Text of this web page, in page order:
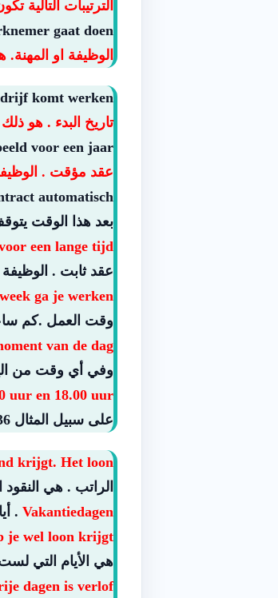
الترتيبات التالية
gaat doen.
الوظيفة او
komt werken.
تاريخ البدء . هو
voor een jaar.
عقد مؤقت .
automatisch.
بعد هذا الوقت
een lange tijd.
عقد ثابت .
ga je werken?
وقت العمل .كم
van de dag?
وفي أي وقت من
uur en 18.00 uur.
على سبيل المثال 36 ساعة في الأسبوع. وقت العمل بين الساعة السابعة والنصف و السادسة مساءا.
krijgt. Het loon.
الراتب . هي
Vakantiedagen
.
je wel loon krijgt.
هي الأيام التي
dagen is verlof.